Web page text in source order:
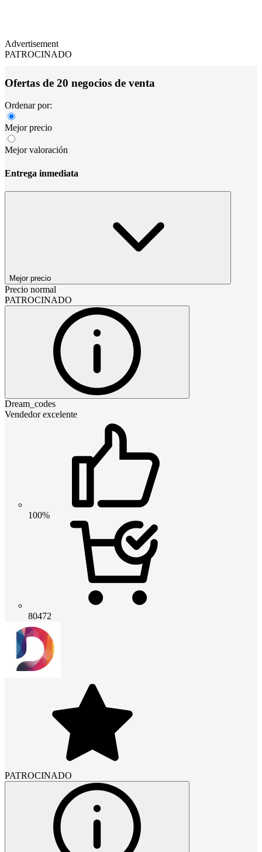
Advertisement
PATROCINADO
Ofertas de 20 negocios de venta
Ordenar por:
Mejor precio
Mejor valoración
Entrega inmediata
Mejor precio
Precio normal
PATROCINADO
Dream_codes
Vendedor excelente
100%
80472
PATROCINADO